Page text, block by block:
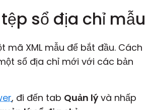
sổ địa chỉ mẫu
mã XML mẫu để bắt đầu. Cách
sổ địa chỉ mới với các bản
, đi đến tab Quản lývà nhấp